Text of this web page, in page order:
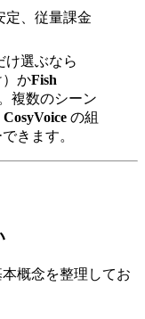
定、従量課金
け選ぶなら
）かFish
複数のシーン
の組
きます。
概念を整理してお